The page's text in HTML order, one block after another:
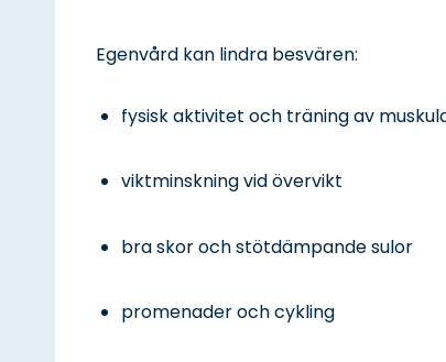
Egenvård kan lindra besvären:
fysisk aktivitet och träning av
viktminskning vid övervikt
bra skor och stötdämpande sulor
promenader och cykling